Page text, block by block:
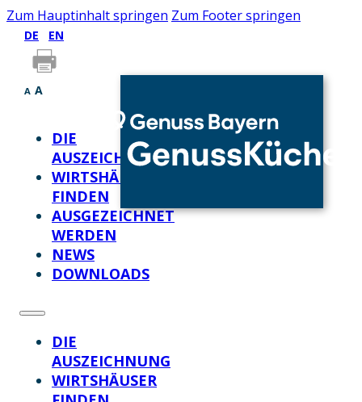
Zum Hauptinhalt springen Zum Footer springen
DE EN
A A
DIE
AUSZEICHNUNG
WIRTSHÄUSER
FINDEN
AUSGEZEICHNET
WERDEN
NEWS
DOWNLOADS
DIE
AUSZEICHNUNG
WIRTSHÄUSER